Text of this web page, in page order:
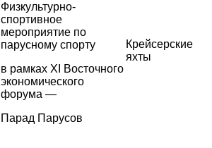
Физкультурно-
спортивное
мероприятие по
парусному спорту
в рамках XI Восточного
экономического
форума —
Парад Парусов
Крейсерские
яхты